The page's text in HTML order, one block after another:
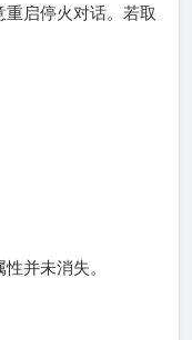
启停火对话。若取
并未消失。